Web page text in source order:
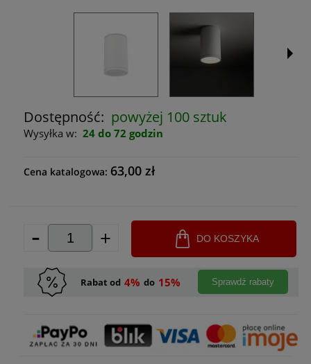
Dostępność: powyżej 100 sztuk
Wysyłka w: 24 do 72 godzin
Cena katalogowa: 63,00 zł
- + DO KOSZYKA
Rabat od 4% do 15% Sprawdź rabaty